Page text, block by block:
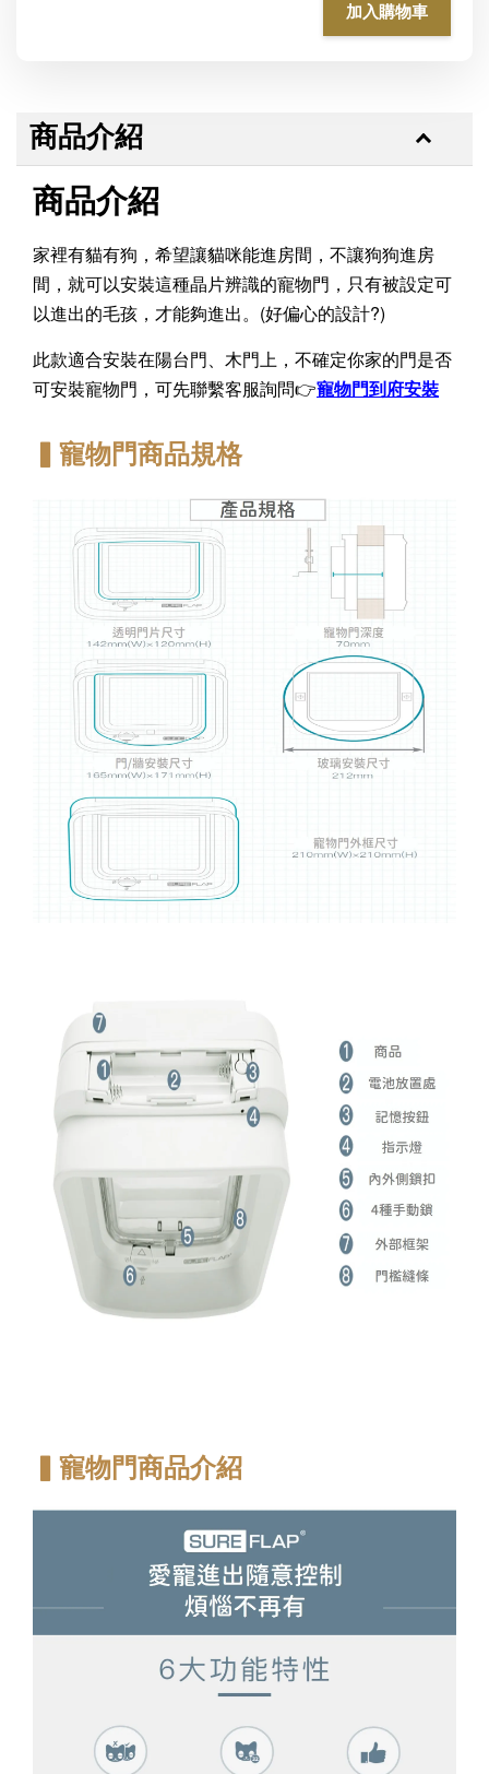
加入購物車
商品介紹
商品介紹
家裡有貓有狗，希望讓貓咪能進房間，不讓狗狗進房
間，就可以安裝這種晶片辨識的寵物門，只有被設定可
以進出的毛孩，才能夠進出。(好偏心的設計?)
此款適合安裝在陽台門、木門上，不確定你家的門是否
可安裝寵物門，可先聯繫客服詢問👉寵物門到府安裝
▍寵物門商品規格
▍寵物門商品介紹